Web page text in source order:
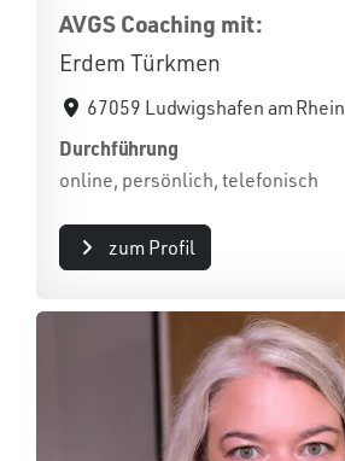
AVGS Coaching mit:
Erdem Türkmen
67059 Ludwigshafen am Rhein
Durchführung
online, persönlich, telefonisch
zum Profil